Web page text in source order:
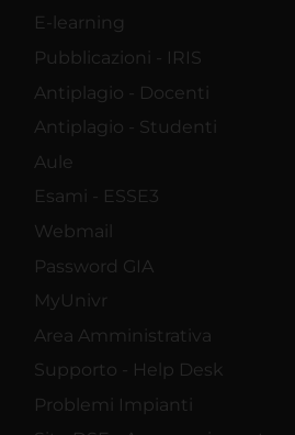
E-learning
Pubblicazioni - IRIS
Antiplagio - Docenti
Antiplagio - Studenti
Aule
Esami - ESSE3
Webmail
Password GIA
MyUnivr
Area Amministrativa
Supporto - Help Desk
Problemi Impianti